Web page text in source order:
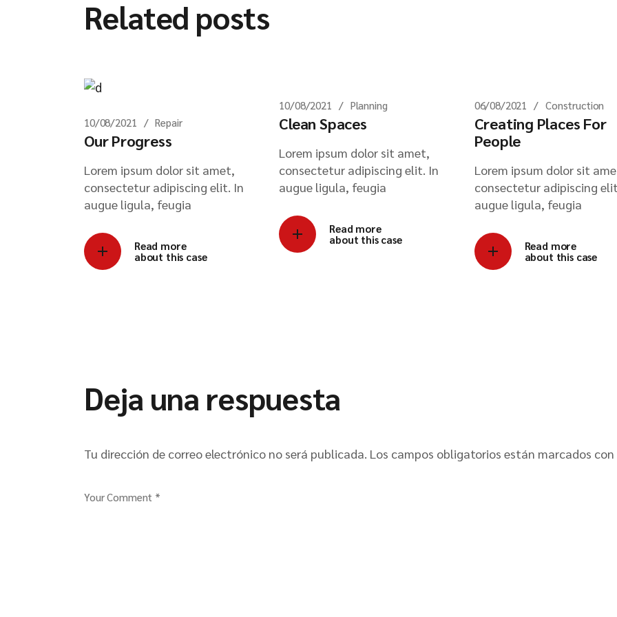
Related posts
10/08/2021 Repair
Our Progress
Lorem ipsum dolor sit amet,
consectetur adipiscing elit. In
augue ligula, feugia
Read more
about this case
10/08/2021 Planning
Clean Spaces
Lorem ipsum dolor sit amet,
consectetur adipiscing elit. In
augue ligula, feugia
Read more
about this case
06/08/2021 Construction
Creating Places For
People
Lorem ipsum dolor sit
consectetur adipiscing
augue ligula, feugia
Read more
about this case
Deja una respuesta
Tu dirección de correo electrónico no será publicada. Los campos obligatorios están marcados con
Your Comment *